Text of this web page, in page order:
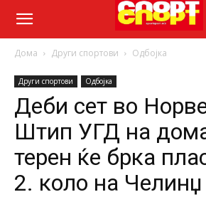
Дома Други спортови Одбојка
Други спортови Одбојка
Деби сет во
Штип УГД на
терен ќе брка
2. коло на